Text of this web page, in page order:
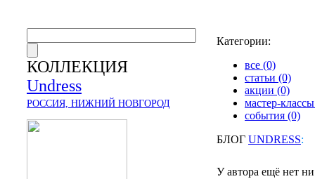
КОЛЛЕКЦИЯ
Undress
РОССИЯ, НИЖНИЙ НОВГОРОД
Категории:
все (0)
статьи (0)
акции (0)
мастер-
события (0)
БЛОГ UNDRESS:
У автора ещё нет